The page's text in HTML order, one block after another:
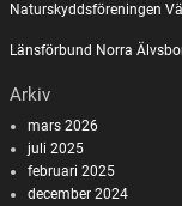
Naturskyddsföreningen
Länsförbund Norra
Arkiv
mars 2026
juli 2025
februari 2025
december 2024